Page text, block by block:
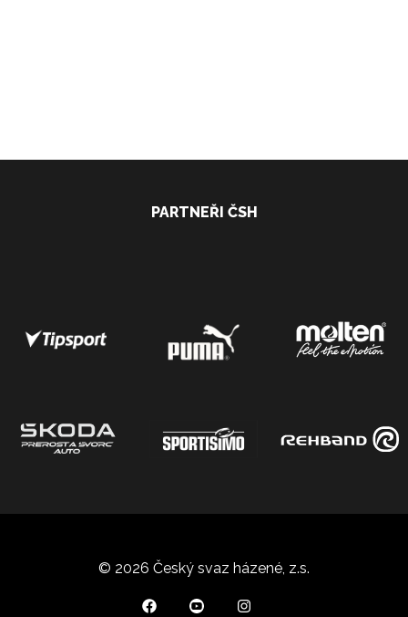
PARTNEŘI ČSH
© 2026 Český svaz házené, z.s.